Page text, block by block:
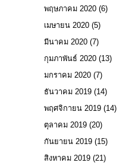
พฤษภาคม 2020 (6)
เมษายน 2020 (5)
มีนาคม 2020 (7)
กุมภาพันธ์ 2020 (13)
มกราคม 2020 (7)
ธันวาคม 2019 (14)
พฤศจิกายน 2019 (14)
ตุลาคม 2019 (20)
กันยายน 2019 (15)
สิงหาคม 2019 (21)